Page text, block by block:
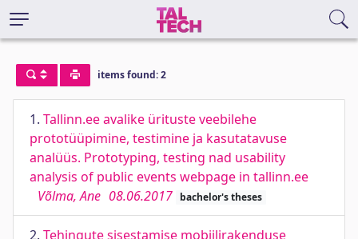
items found: 2
1. Tallinn.ee avalike ürituste veebilehe
prototüüpimine, testimine ja kasutatavuse
analüüs. Prototyping, testing nad usability
analysis of public events webpage in tallinn.ee
Võlma, Ane 08.06.2017 bachelor's theses
2. Tehingute sisestamise mobiilirakenduse